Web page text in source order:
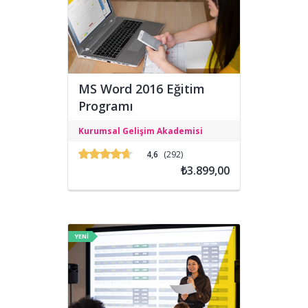
MS Word 2016 Eğitim
Programı
daha kolay ve hızlı bir şekilde
oluşturmanız için gerekli olan
yetkinliklerin kazandırılması
Kurumsal Gelişim Akademisi
4,6 (292)
₺3.899,00
YENİ